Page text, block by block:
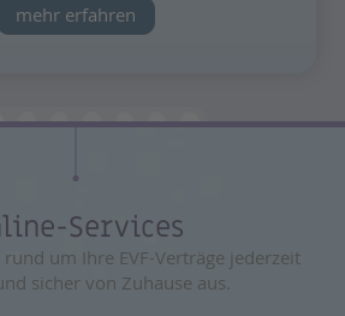
bieten angeblich günstigere
Strompreise.
mehr erfahren
Services
rund um Ihre EVF-Verträge jederzeit
sicher von Zuhause aus.